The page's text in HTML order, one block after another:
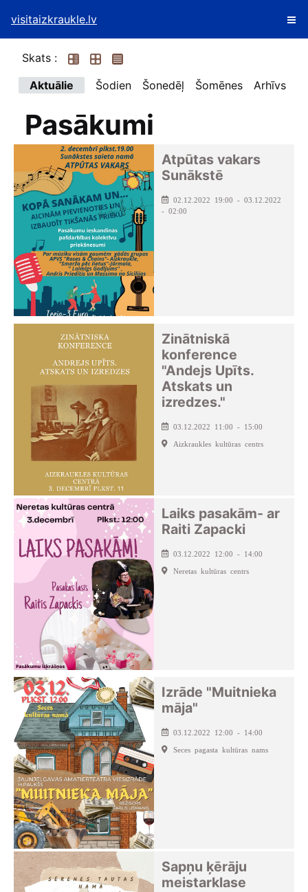
visitaizkraukle.lv
Skats :
Aktuālie
Šodien Šonedēļ Šomēnes Arhīvs
Pasākumi
Atpūtas vakars
Sunākstē
02.12.2022 19:00 - 03.12.2022
- 02:00
Zinātniskā
konference
"Andejs Upīts.
Atskats un
izredzes."
03.12.2022 11:00 - 15:00
Aizkraukles kultūras centrs
Laiks pasakām- ar
Raiti Zapacki
03.12.2022 12:00 - 14:00
Neretas kultūras centrs
Izrāde "Muitnieka
māja"
03.12.2022 12:00 - 14:00
Seces pagasta kultūras nams
Sapņu ķērāju
meistarklase